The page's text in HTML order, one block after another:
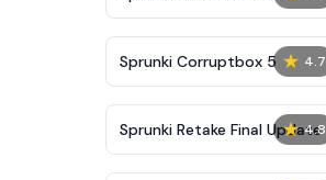
★ 4.7
Sprunki Corruptbox 5
★ 4.8
Sprunki Retake Final Update